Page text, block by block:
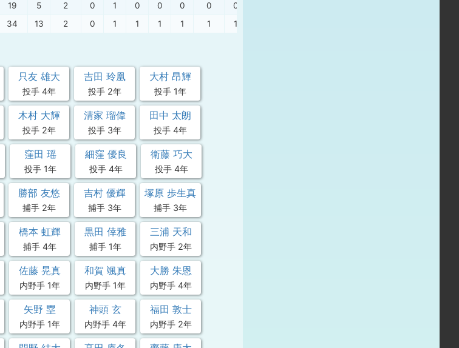
19 5 2 0 1 0 0 0 0 0
34 13 2 0 1 1 1 1 1 1
只友 雄大
投手 4年
吉田 玲凰
投手 2年
大村 昂輝
投手 1年
木村 大輝
投手 2年
清家 瑠偉
投手 3年
田中 太朗
投手 4年
窪田 瑶
投手 1年
細窪 優良
投手 4年
衛藤 巧大
投手 4年
勝部 友悠
捕手 2年
吉村 優輝
捕手 3年
塚原 歩生真
捕手 3年
橋本 虹輝
捕手 4年
黒田 倖雅
捕手 1年
三浦 天和
内野手 2年
佐藤 晃真
内野手 1年
和賀 颯真
内野手 1年
大勝 朱恩
内野手 4年
矢野 塁
内野手 1年
神頭 玄
内野手 4年
福田 敦士
内野手 2年